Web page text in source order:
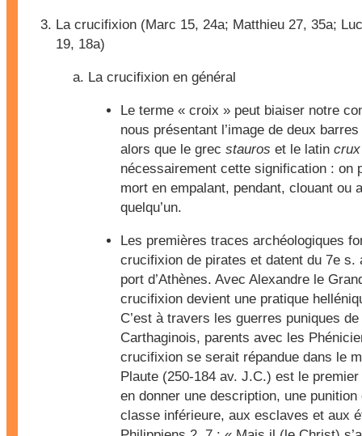
La crucifixion (Marc 15, 24a; Matthieu 27, 35a;
19, 18a)
La crucifixion en général
Le terme « croix » peut biaiser notre
nous présentant l’image de deux
alors que le grec stauros et le latin crux
nécessairement cette signification : on
mort en empalant, pendant, clouant ou
quelqu’un.
Les premières traces archéologiques
crucifixion de pirates et datent du 7e s.
port d’Athènes. Avec Alexandre le
crucifixion devient une pratique
C’est à travers les guerres puniques
Carthaginois, parents avec les
crucifixion se serait répandue dans le
Plaute (250-184 av. J.C.) est le
en donner une description, une punition
classe inférieure, aux esclaves et aux